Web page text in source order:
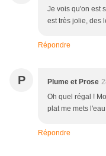
Je vois qu'on est
est très jolie, des
Répondre
P Plume et Prose
Oh quel régal !
plat me mets
Répondre